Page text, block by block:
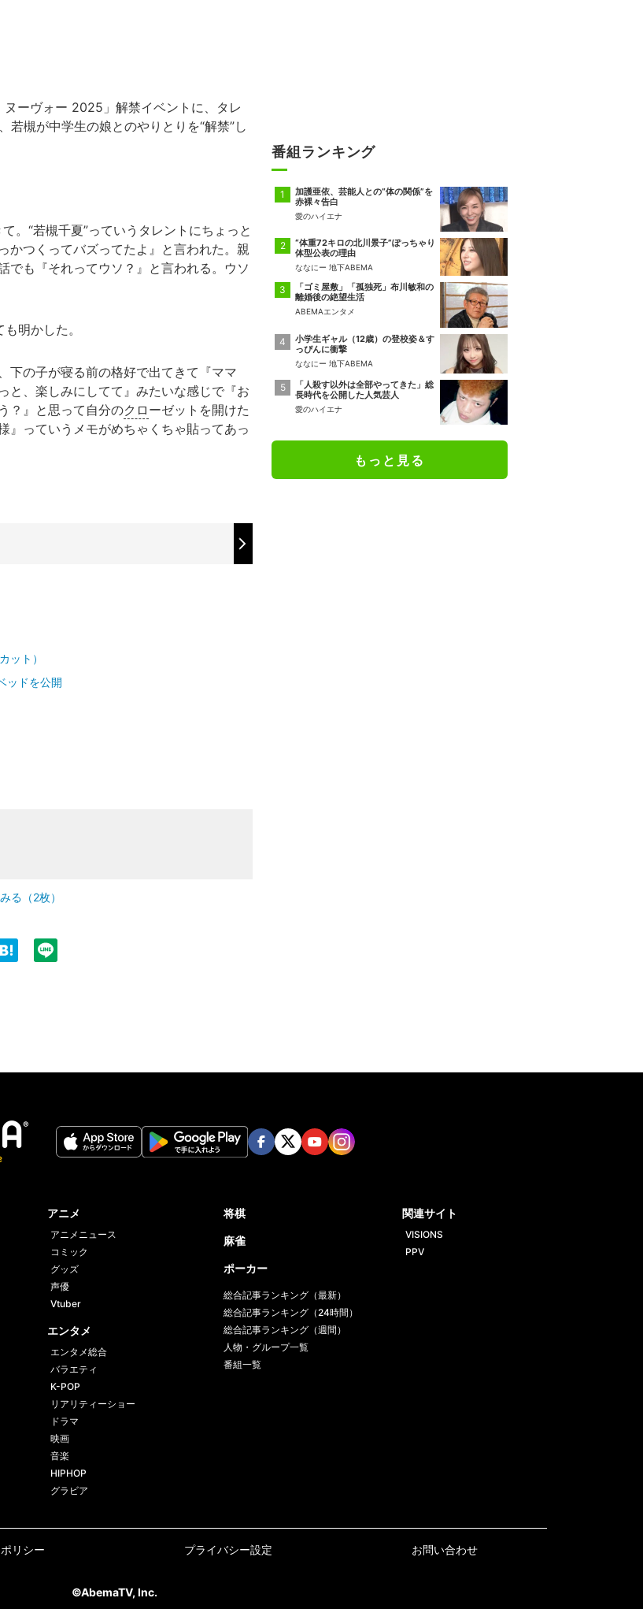
ーヴォー 2025」解禁イベントに、タレ
若槻が中学生の娘とのやりとりを“解禁”し
。“若槻千夏”っていうタレントにちょっと
かつくってバズってたよ』と言われた。親
でも『それってウソ？』と言われる。ウソ
明かした。
下の子が寝る前の格好で出てきて『ママ
と、楽しみにしてて』みたいな感じで『お
？』と思って自分のクロ ーゼットを開けた
』っていうメモがめちゃくちゃ貼ってあっ
ット）
ッドを公開
る（2枚）
番組ランキング
加護亜依、芸能人との“体の関係”を
赤裸々告白
愛のハイエナ
“体重72キロの北川景子”ぽっちゃり
体型公表の理由
ななにー 地下ABEMA
「ゴミ屋敷」「孤独死」布川敏和の
離婚後の絶望生活
ABEMAエンタメ
小学生ギャル（12歳）の登校姿＆す
っぴんに衝撃
ななにー 地下ABEMA
「人殺す以外は全部やってきた」総
長時代を公開した人気芸人
愛のハイエナ
もっと見る
アニメ
アニメニュース
コミック
グッズ
声優
Vtuber
エンタメ
エンタメ総合
バラエティ
K-POP
リアリティーショー
ドラマ
映画
音楽
HIPHOP
グラビア
将棋
麻雀
ポーカー
総合記事ランキング（最新）
総合記事ランキング（24時間）
総合記事ランキング（週間）
人物・グループ一覧
番組一覧
関連サイト
VISIONS
PPV
リシー プライバシー設定 お問い合わせ
©AbemaTV, Inc.